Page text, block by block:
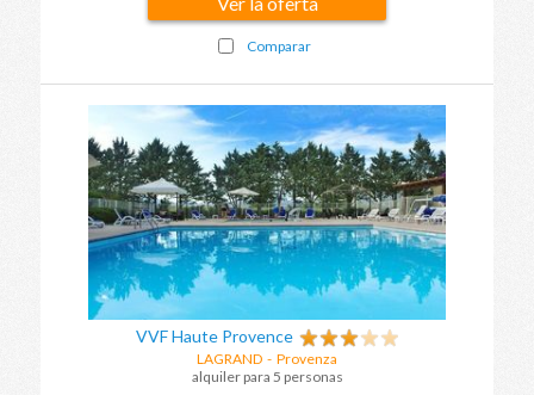
Comparar
VVF Haute Provence
LAGRAND - Provenza
alquiler para 5 personas